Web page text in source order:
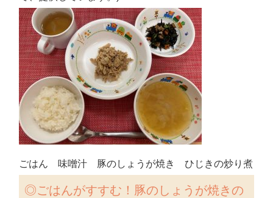
ごはん 味噌汁 豚のしょうが焼き ひじきの炒り煮
◎ごはんがすすむ！豚のしょうが焼きの